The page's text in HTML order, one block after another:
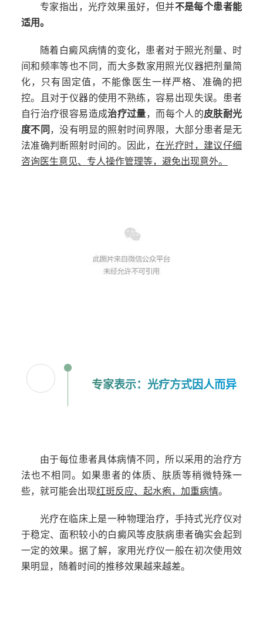
专家指出，光疗效果虽好，但并不是每个患者能
适用。
随着白癜风病情的变化，患者对于照光剂量、时
间和频率等也不同，而大多数家用照光仪器把剂量简
化，只有固定值，不能像医生一样严格、准确的把
控。且对于仪器的使用不熟练，容易出现失误。患者
自行治疗很容易造成治疗过量，而每个人的皮肤耐光
度不同 ，没有明显的照射时间界限，大部分患者是无
法准确判断照射时间的。因此，在光疗时，建议仔细
咨询医生意见、专人操作管理等，避免出现意外。
0
专家表示：光疗方式因人而异
由于每位患者具体病情不同，所以采用的治疗方
法也不相同。如果患者的体质、肤质等稍微特殊一
些，就可能会出现红斑反应、起水疱，加重病情。
光疗在临床上是一种物理治疗，手持式光疗仪对
于稳定、面积较小的白癜风等皮肤病患者确实会起到
一定的效果。据了解，家用光疗仪一般在初次使用效
果明显，随着时间的推移效果越来越差。